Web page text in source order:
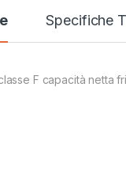
Specifiche
F capacità netta